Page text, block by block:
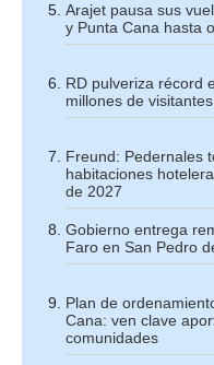
Arajet pausa sus
y Punta Cana hasta
RD pulveriza récord
millones de
Freund: Pedernales
habitaciones
de 2027
Gobierno entrega
Faro en San Pedro
Plan de
Cana: ven clave
comunidades